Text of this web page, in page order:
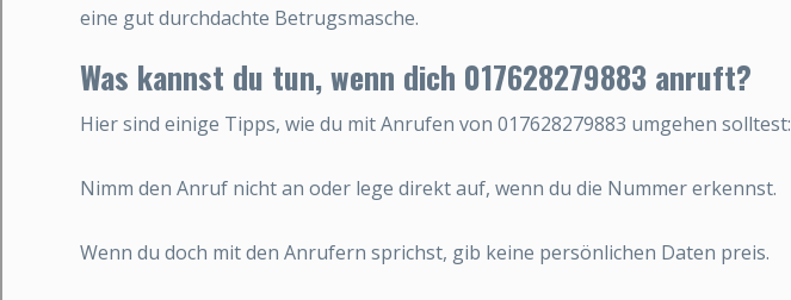
eine gut durchdachte Betrugsmasche.
Was kannst du tun, wenn dich 017628279883 anruft?
Hier sind einige Tipps, wie du mit Anrufen von 017628279883 umgehen solltest:
Nimm den Anruf nicht an oder lege direkt auf, wenn du die Nummer erkennst.
Wenn du doch mit den Anrufern sprichst, gib keine persönlichen Daten preis.